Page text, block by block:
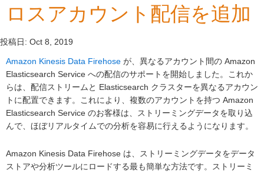
ロスアカウント配信を追加
投稿日: Oct 8, 2019
Amazon Kinesis Data Firehose が、異なるアカウント間の Amazon
Elasticsearch Service への配信のサポートを開始しました。これか
らは、配信ストリームと Elasticsearch クラスターを異なるアカウン
トに配置できます。これにより、複数のアカウントを持つ Amazon
Elasticsearch Service のお客様は、ストリーミングデータを取り込
んで、ほぼリアルタイムでの分析を容易に行えるようになります。
Amazon Kinesis Data Firehose は、ストリーミングデータをデータ
ストアや分析ツールにロードする最も簡単な方法です。ストリーミ